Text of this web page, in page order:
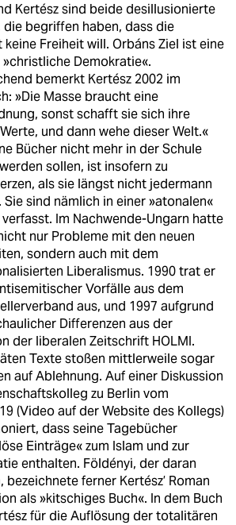
Kertész sind beide desillusionierte
die begriffen haben, dass die
keine Freiheit will. Orbáns Ziel ist eine
Demokratie«.
bemerkt Kertész 2002 im
»Die Masse braucht eine
sonst schafft sie sich ihre
und dann wehe dieser Welt.«
Bücher nicht mehr in der Schule
sollen, ist insofern zu
als sie längst nicht jedermann
sind nämlich in einer »atonalen«
Im Nachwende-Ungarn hatte
nur Probleme mit den neuen
sondern auch mit dem
Liberalismus. 1990 trat er
Vorfälle aus dem
aus, und 1997 aufgrund
Differenzen aus der
der liberalen Zeitschrift HOLMI.
Texte stoßen mittlerweile sogar
auf Ablehnung. Auf einer Diskussion
zu Berlin vom
(Video auf der Website des Kollegs)
dass seine Tagebücher
Einträge« zum Islam und zur
enthalten. Földényi, der daran
bezeichnete ferner Kertész’ Roman
als »kitschiges Buch«. In dem Buch
für die Auflösung der totalitären